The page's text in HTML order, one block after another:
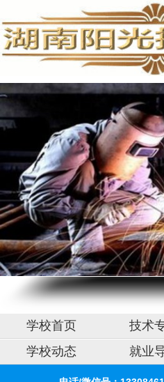
手机维修培训,手机维修培训学校,手机维修
学校首页 技术
学校动态
就业